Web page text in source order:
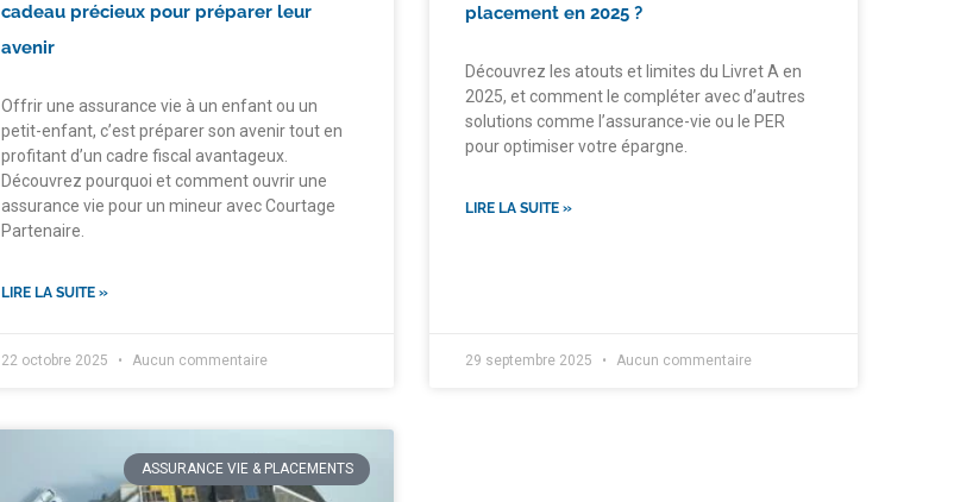
cadeau précieux pour préparer leur
avenir
Offrir une assurance vie à un enfant ou un
petit-enfant, c’est préparer son avenir tout en
profitant d’un cadre fiscal avantageux.
Découvrez pourquoi et comment ouvrir une
assurance vie pour un mineur avec Courtage
Partenaire.
LIRE LA SUITE »
22 octobre 2025 Aucun commentaire
placement en 2025 ?
Découvrez les atouts et limites du Livret A en
2025, et comment le compléter avec d’autres
solutions comme l’assurance-vie ou le PER
pour optimiser votre épargne.
LIRE LA SUITE »
29 septembre 2025 Aucun commentaire
ASSURANCE VIE & PLACEMENTS